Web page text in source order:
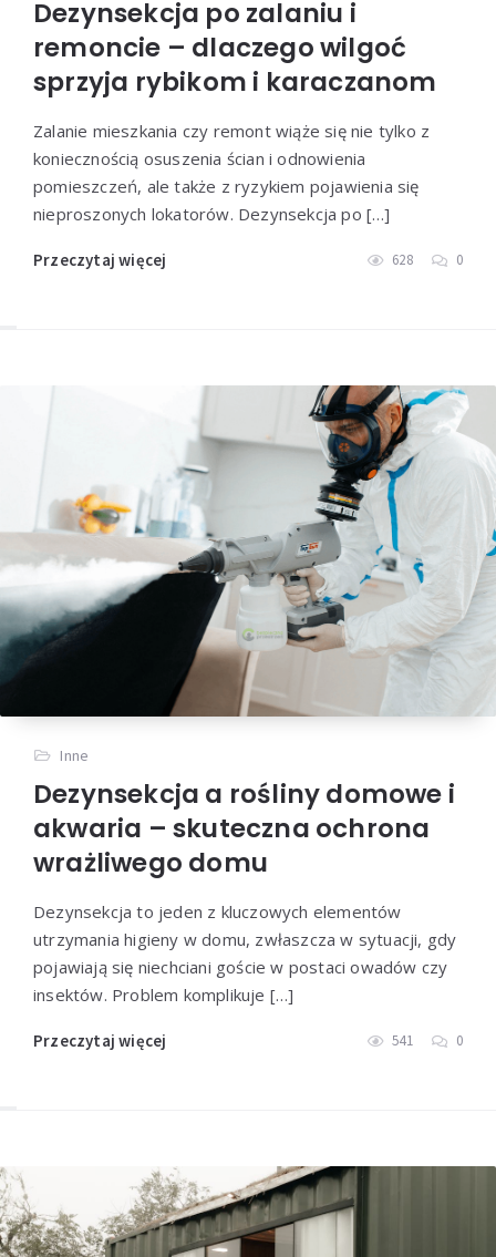
Dezynsekcja po zalaniu i
remoncie – dlaczego wilgoć
sprzyja rybikom i karaczanom
Zalanie mieszkania czy remont wiąże się nie tylko z
koniecznością osuszenia ścian i odnowienia
pomieszczeń, ale także z ryzykiem pojawienia się
nieproszonych lokatorów. Dezynsekcja po […]
Przeczytaj więcej 628 0
Inne
Dezynsekcja a rośliny domowe i
akwaria – skuteczna ochrona
wrażliwego domu
Dezynsekcja to jeden z kluczowych elementów
utrzymania higieny w domu, zwłaszcza w sytuacji, gdy
pojawiają się niechciani goście w postaci owadów czy
insektów. Problem komplikuje […]
Przeczytaj więcej 541 0